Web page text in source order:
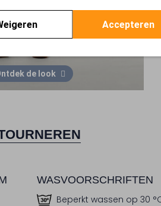
Accepteren
de look
WASVOORSCHRIFTEN
Beperkt wassen op 30